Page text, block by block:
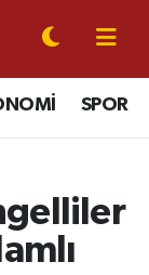
SPOR
Haritası